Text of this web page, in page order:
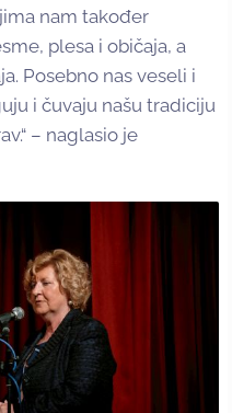
nam također
plesa i običaja, a
Posebno nas veseli i
i čuvaju našu tradiciju
– naglasio je